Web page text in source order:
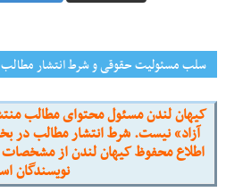
سلب مسئولیت حقوقی و شرط انتشار مطالب
کیهان لندن مسئول محتوای مطالب
آزاد» نیست. شرط انتشار مطالب در
اطلاع محفوظ کیهان لندن از
نویسندگان